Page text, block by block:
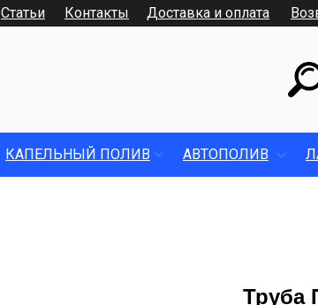
Доставка и оплата
Контакты
Статьи
КАПЕЛЬНЫЙ ПОЛИВ АВТОПОЛИВ
Труба